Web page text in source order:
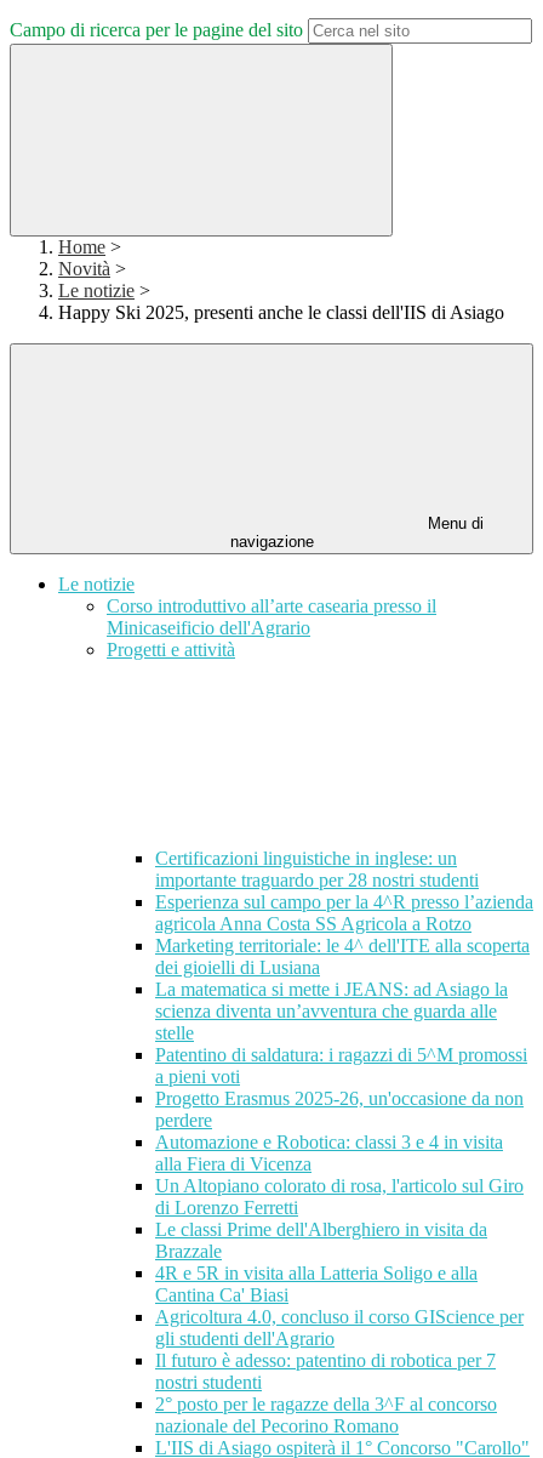
Campo di ricerca per le pagine del sito
Home >
Novità >
Le notizie >
Happy Ski 2025, presenti anche le classi dell'IIS di Asiago
Menu di
navigazione
Le notizie
Corso introduttivo all’arte casearia presso il
Minicaseificio dell'Agrario
Progetti e attività
Certificazioni linguistiche in inglese: un
importante traguardo per 28 nostri studenti
Esperienza sul campo per la 4^R presso l’azienda
agricola Anna Costa SS Agricola a Rotzo
Marketing territoriale: le 4^ dell'ITE alla scoperta
dei gioielli di Lusiana
La matematica si mette i JEANS: ad Asiago la
scienza diventa un’avventura che guarda alle
stelle
Patentino di saldatura: i ragazzi di 5^M promossi
a pieni voti
Progetto Erasmus 2025-26, un'occasione da non
perdere
Automazione e Robotica: classi 3 e 4 in visita
alla Fiera di Vicenza
Un Altopiano colorato di rosa, l'articolo sul Giro
di Lorenzo Ferretti
Le classi Prime dell'Alberghiero in visita da
Brazzale
4R e 5R in visita alla Latteria Soligo e alla
Cantina Ca' Biasi
Agricoltura 4.0, concluso il corso GIScience per
gli studenti dell'Agrario
Il futuro è adesso: patentino di robotica per 7
nostri studenti
2° posto per le ragazze della 3^F al concorso
nazionale del Pecorino Romano
L'IIS di Asiago ospiterà il 1° Concorso "Carollo"